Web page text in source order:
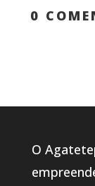
0
O